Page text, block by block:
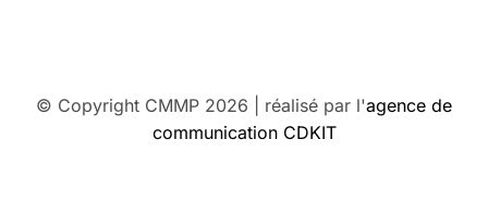
© Copyright CMMP 2026 | réalisé par l'agence de
communication CDKIT